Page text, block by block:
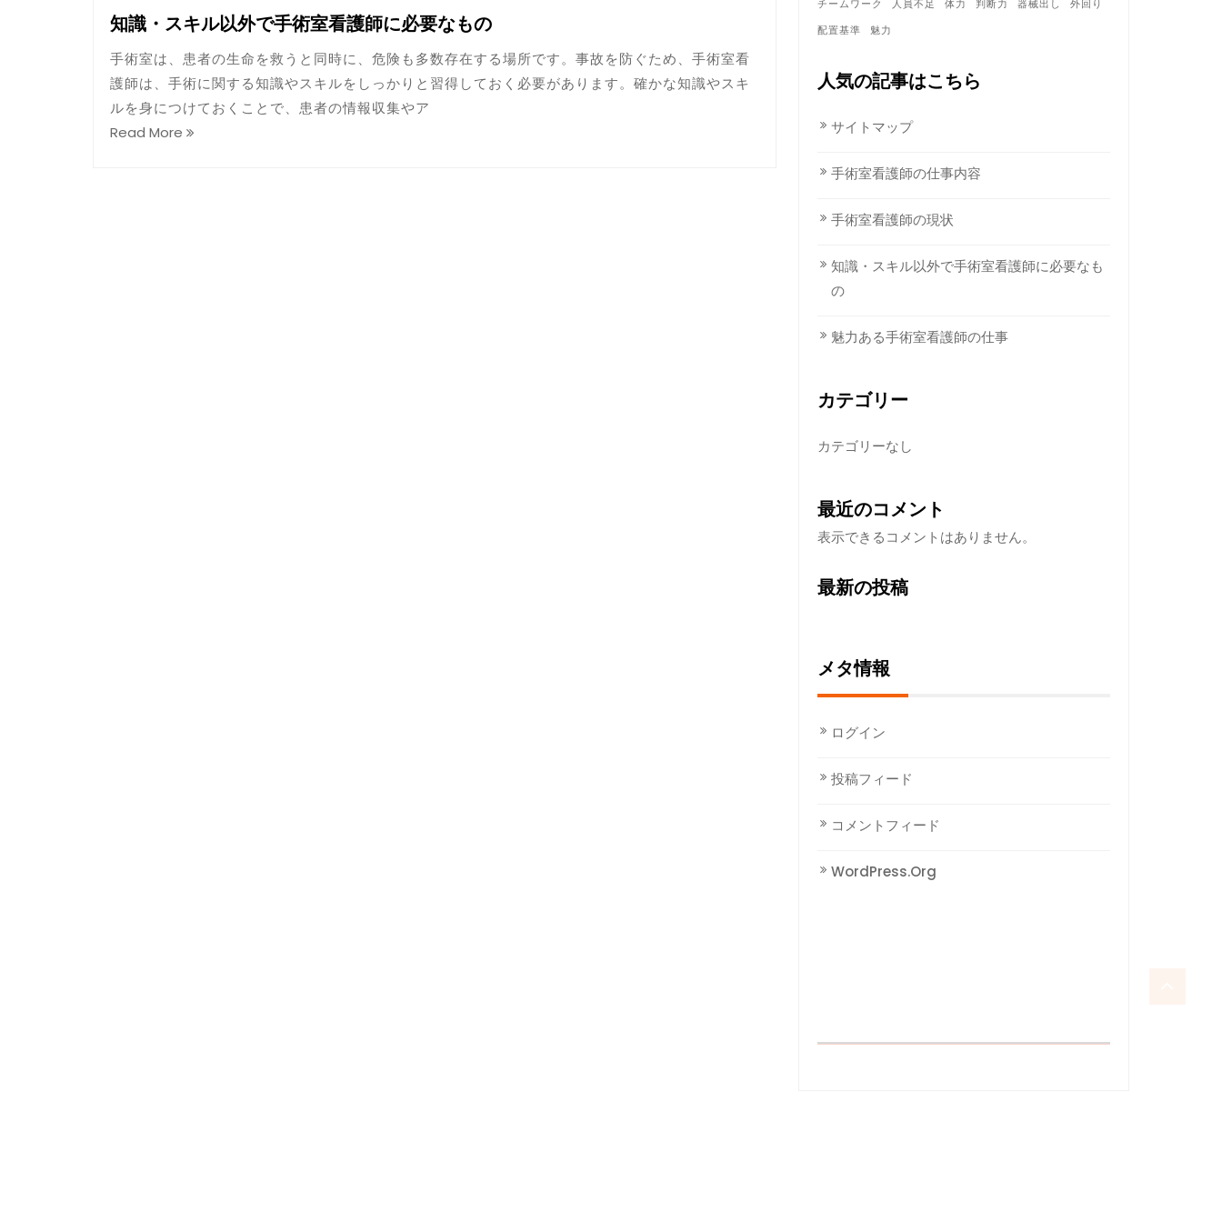
知識・スキル以外で手術室看護師に必要なもの
手術室は、患者の生命を救うと同時に、危険も多数存在する場所です。事故を防ぐため、手術室看
護師は、手術に関する知識やスキルをしっかりと習得しておく必要があります。確かな知識やスキ
ルを身につけておくことで、患者の情報収集やア
Read More
チームワーク 人員不足 体力 判断力 器械出し
外回り
配置基準
魅力
人気の記事はこちら
サイトマップ
手術室看護師の仕事内容
手術室看護師の現状
知識・スキル以外で手術室看護師に必要なも
の
魅力ある手術室看護師の仕事
カテゴリー
カテゴリーなし
最近のコメント
表示できるコメントはありません。
最新の投稿
メタ情報
ログイン
投稿フィード
コメントフィード
WordPress.org